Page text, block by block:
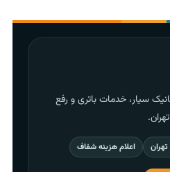
سیار، خدمات باتری و رفع
اعلام هزینه شفاف